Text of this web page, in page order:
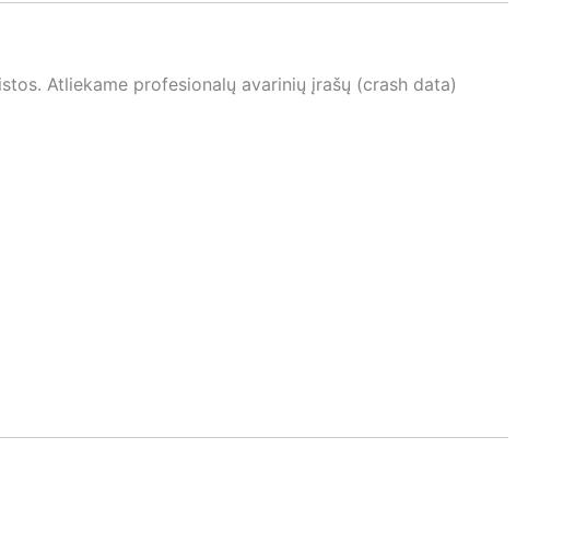
Atliekame profesionalų avarinių įrašų (crash data)